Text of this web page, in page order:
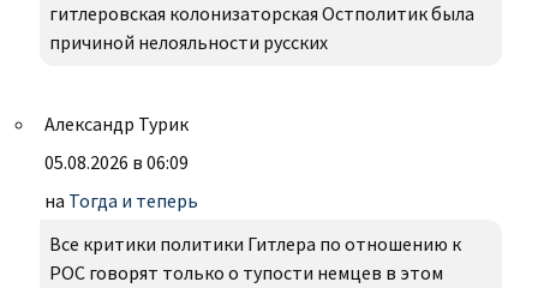
гитлеровская колонизаторская Остполитик была
причиной нелояльности русских
Александр Турик
05.08.2026 в 06:09
на Тогда и теперь
Все критики политики Гитлера по отношению к
РОС говорят только о тупости немцев в этом